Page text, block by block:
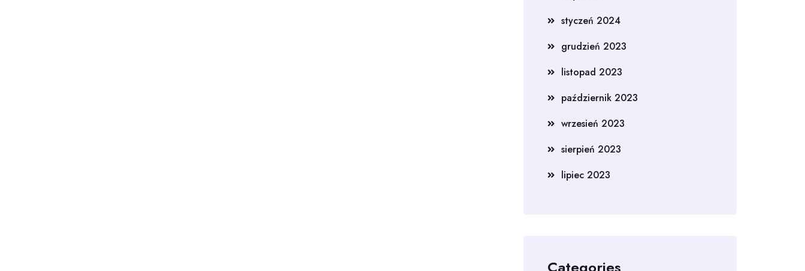
styczeń 2024
grudzień 2023
listopad 2023
październik 2023
wrzesień 2023
sierpień 2023
lipiec 2023